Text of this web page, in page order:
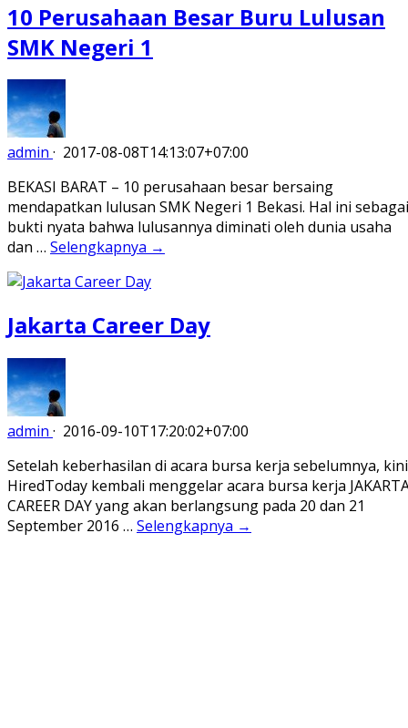
10 Perusahaan Besar Buru Lulusan
SMK Negeri 1
admin · 2017-08-08T14:13:07+07:00
BEKASI BARAT – 10 perusahaan besar bersaing
mendapatkan lulusan SMK Negeri 1 Bekasi. Hal ini sebagai
bukti nyata bahwa lulusannya diminati oleh dunia usaha
dan … Selengkapnya →
Jakarta Career Day
admin · 2016-09-10T17:20:02+07:00
Setelah keberhasilan di acara bursa kerja sebelumnya, kini
HiredToday kembali menggelar acara bursa kerja
CAREER DAY yang akan berlangsung pada 20 dan 21
September 2016 … Selengkapnya →